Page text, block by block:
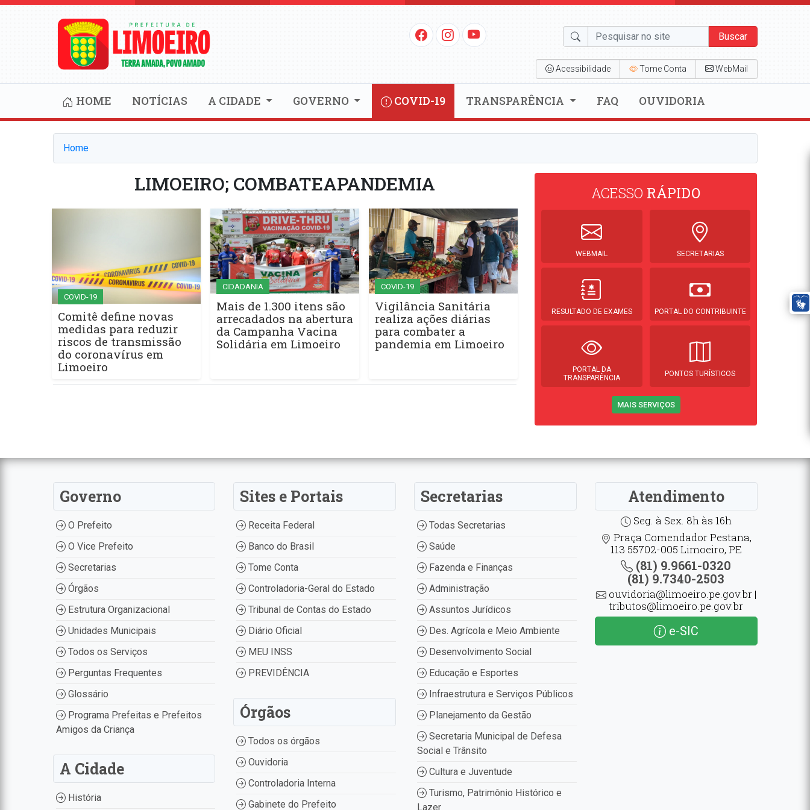
Buscar
Acessibilidade Tome Conta WebMail
HOME NOTÍCIAS A CIDADE GOVERNO COVID-19 TRANSPARÊNCIA FAQ OUVIDORIA
Home
LIMOEIRO; COMBATEAPANDEMIA
COVID-19
Comitê define novas
medidas para reduzir
riscos de transmissão
do coronavírus em
Limoeiro
CIDADANIA
Mais de 1.300 itens são
arrecadados na abertura
da Campanha Vacina
Solidária em Limoeiro
COVID-19
Vigilância Sanitária
realiza ações diárias
para combater a
pandemia em Limoeiro
ACESSO RÁPIDO
WEBMAIL SECRETARIAS
RESULTADO DE EXAMES PORTAL DO CONTRIBUINTE
PORTAL DA
TRANSPARÊNCIA
PONTOS TURÍSTICOS
MAIS SERVIÇOS
Governo
O Prefeito
O Vice Prefeito
Secretarias
Órgãos
Estrutura Organizacional
Unidades Municipais
Todos os Serviços
Perguntas Frequentes
Glossário
Programa Prefeitas e Prefeitos
Amigos da Criança
A Cidade
História
Sites e Portais
Receita Federal
Banco do Brasil
Tome Conta
Controladoria-Geral do Estado
Tribunal de Contas do Estado
Diário Oficial
MEU INSS
PREVIDÊNCIA
Órgãos
Todos os órgãos
Ouvidoria
Controladoria Interna
Gabinete do Prefeito
Secretarias
Todas Secretarias
Saúde
Fazenda e Finanças
Administração
Assuntos Jurídicos
Des. Agrícola e Meio Ambiente
Desenvolvimento Social
Educação e Esportes
Infraestrutura e Serviços Públicos
Planejamento da Gestão
Secretaria Municipal de Defesa
Social e Trânsito
Cultura e Juventude
Turismo, Patrimônio Histórico e
Lazer
Atendimento
Seg. à Sex. 8h às 16h
Praça Comendador Pestana,
113 55702-005 Limoeiro, PE
(81) 9.9661-0320
(81) 9.7340-2503
ouvidoria@limoeiro.pe.gov.br |
tributos@limoeiro.pe.gov.br
e-SIC